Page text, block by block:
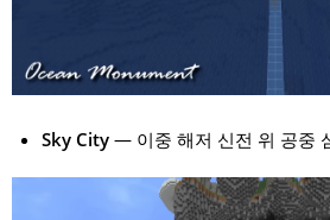
Sky City — 이중 해저 신전 위 공중